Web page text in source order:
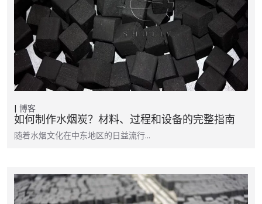
博客
如何制作水烟炭？材料、过程和设备的完整指南
随着水烟文化在中东地区的日益流行…